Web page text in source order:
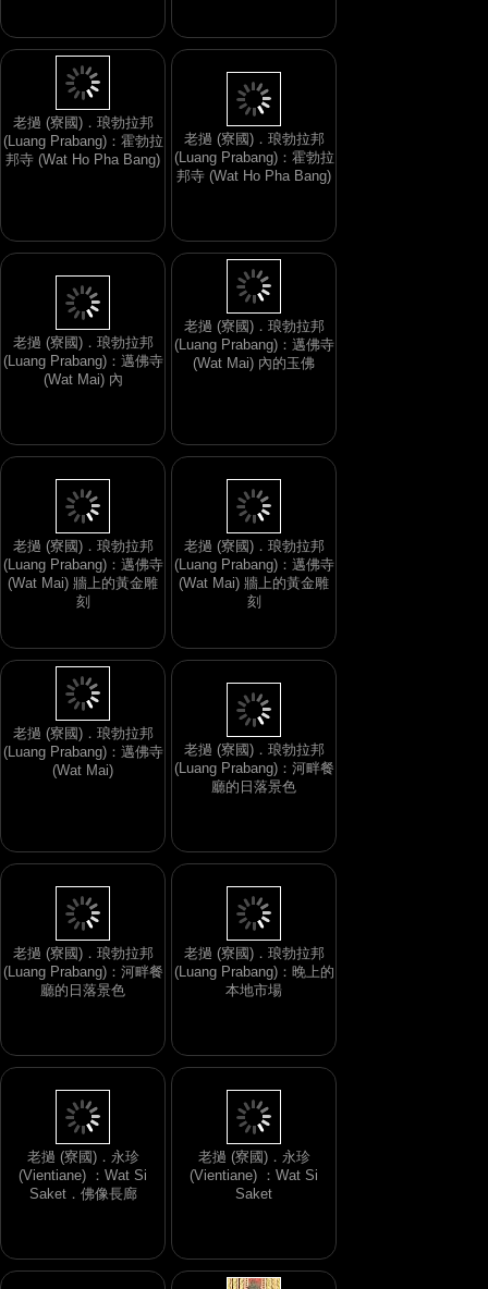
老撾 (寮國)．琅勃拉邦
(Luang Prabang)：霍勃拉
邦寺 (Wat Ho Pha Bang)
老撾 (寮國)．琅勃拉邦
(Luang Prabang)：霍勃拉
邦寺 (Wat Ho Pha Bang)
老撾 (寮國)．琅勃拉邦
(Luang Prabang)：邁佛寺
(Wat Mai) 內
老撾 (寮國)．琅勃拉邦
(Luang Prabang)：邁佛寺
(Wat Mai) 內的玉佛
老撾 (寮國)．琅勃拉邦
(Luang Prabang)：邁佛寺
(Wat Mai) 牆上的黃金雕
刻
老撾 (寮國)．琅勃拉邦
(Luang Prabang)：邁佛寺
(Wat Mai) 牆上的黃金雕
刻
老撾 (寮國)．琅勃拉邦
(Luang Prabang)：邁佛寺
(Wat Mai)
老撾 (寮國)．琅勃拉邦
(Luang Prabang)：河畔餐
廳的日落景色
老撾 (寮國)．琅勃拉邦
(Luang Prabang)：河畔餐
廳的日落景色
老撾 (寮國)．琅勃拉邦
(Luang Prabang)：晚上的
本地市場
老撾 (寮國)．永珍
(Vientiane) ：Wat Si
Saket．佛像長廊
老撾 (寮國)．永珍
(Vientiane) ：Wat Si
Saket